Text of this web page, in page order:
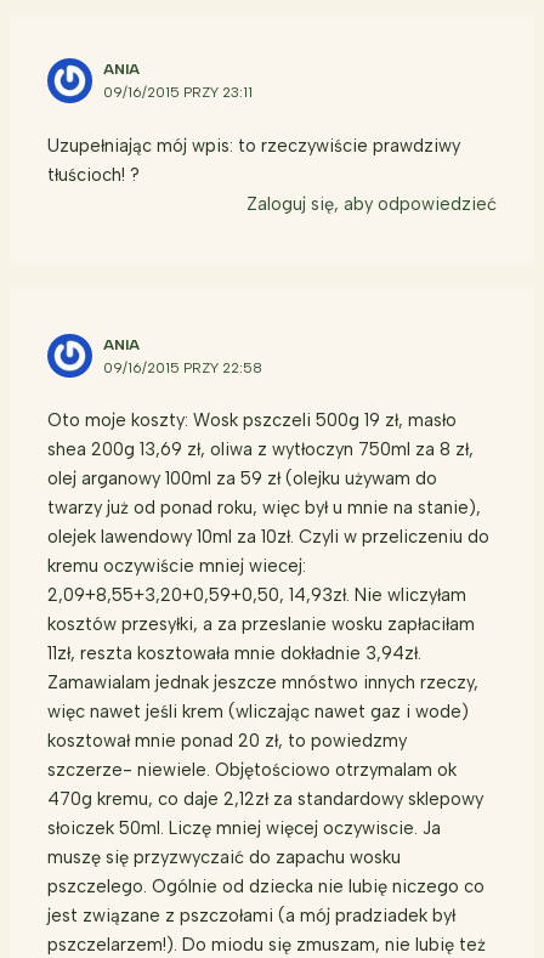
ANIA
09/16/2015 PRZY 23:11
Uzupełniając mój wpis: to rzeczywiście prawdziwy
tłuścioch! ?
Zaloguj się, aby odpowiedzieć
ANIA
09/16/2015 PRZY 22:58
Oto moje koszty: Wosk pszczeli 500g 19 zł, masło
shea 200g 13,69 zł, oliwa z wytłoczyn 750ml za 8 zł,
olej arganowy 100ml za 59 zł (olejku używam do
twarzy już od ponad roku, więc był u mnie na stanie),
olejek lawendowy 10ml za 10zł. Czyli w przeliczeniu do
kremu oczywiście mniej wiecej:
2,09+8,55+3,20+0,59+0,50, 14,93zł. Nie wliczyłam
kosztów przesyłki, a za przeslanie wosku zapłaciłam
11zł, reszta kosztowała mnie dokładnie 3,94zł.
Zamawialam jednak jeszcze mnóstwo innych rzeczy,
więc nawet jeśli krem (wliczając nawet gaz i wode)
kosztował mnie ponad 20 zł, to powiedzmy
szczerze- niewiele. Objętościowo otrzymalam ok
470g kremu, co daje 2,12zł za standardowy sklepowy
słoiczek 50ml. Liczę mniej więcej oczywiscie. Ja
muszę się przyzwyczaić do zapachu wosku
pszczelego. Ogólnie od dziecka nie lubię niczego co
jest związane z pszczołami (a mój pradziadek był
pszczelarzem!). Do miodu się zmuszam, nie lubię też